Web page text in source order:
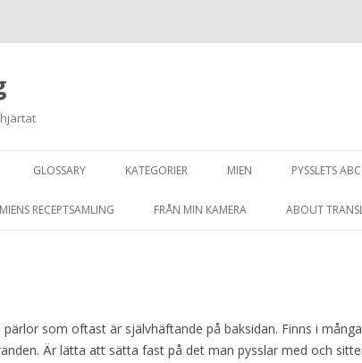
till
GLOSSARY KATEGORIER MIEN PYSSLETS ABC
MIENS RECEPTSAMLING FRÅN MIN KAMERA ABOUT
pärlor som oftast är självhäftande på baksidan. Finns i
Är lätta att sätta fast på det man pysslar med och